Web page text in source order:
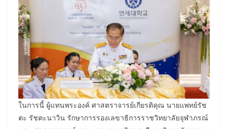
ในการนี้ ผู้แทนพระองค์ ศาสตราจารย์เกียรติคุณ นายแพทย์รัช
ตะ รัชตะนาวิน รักษาการรองเลขาธิการราชวิทยาลัยจุฬาภรณ์